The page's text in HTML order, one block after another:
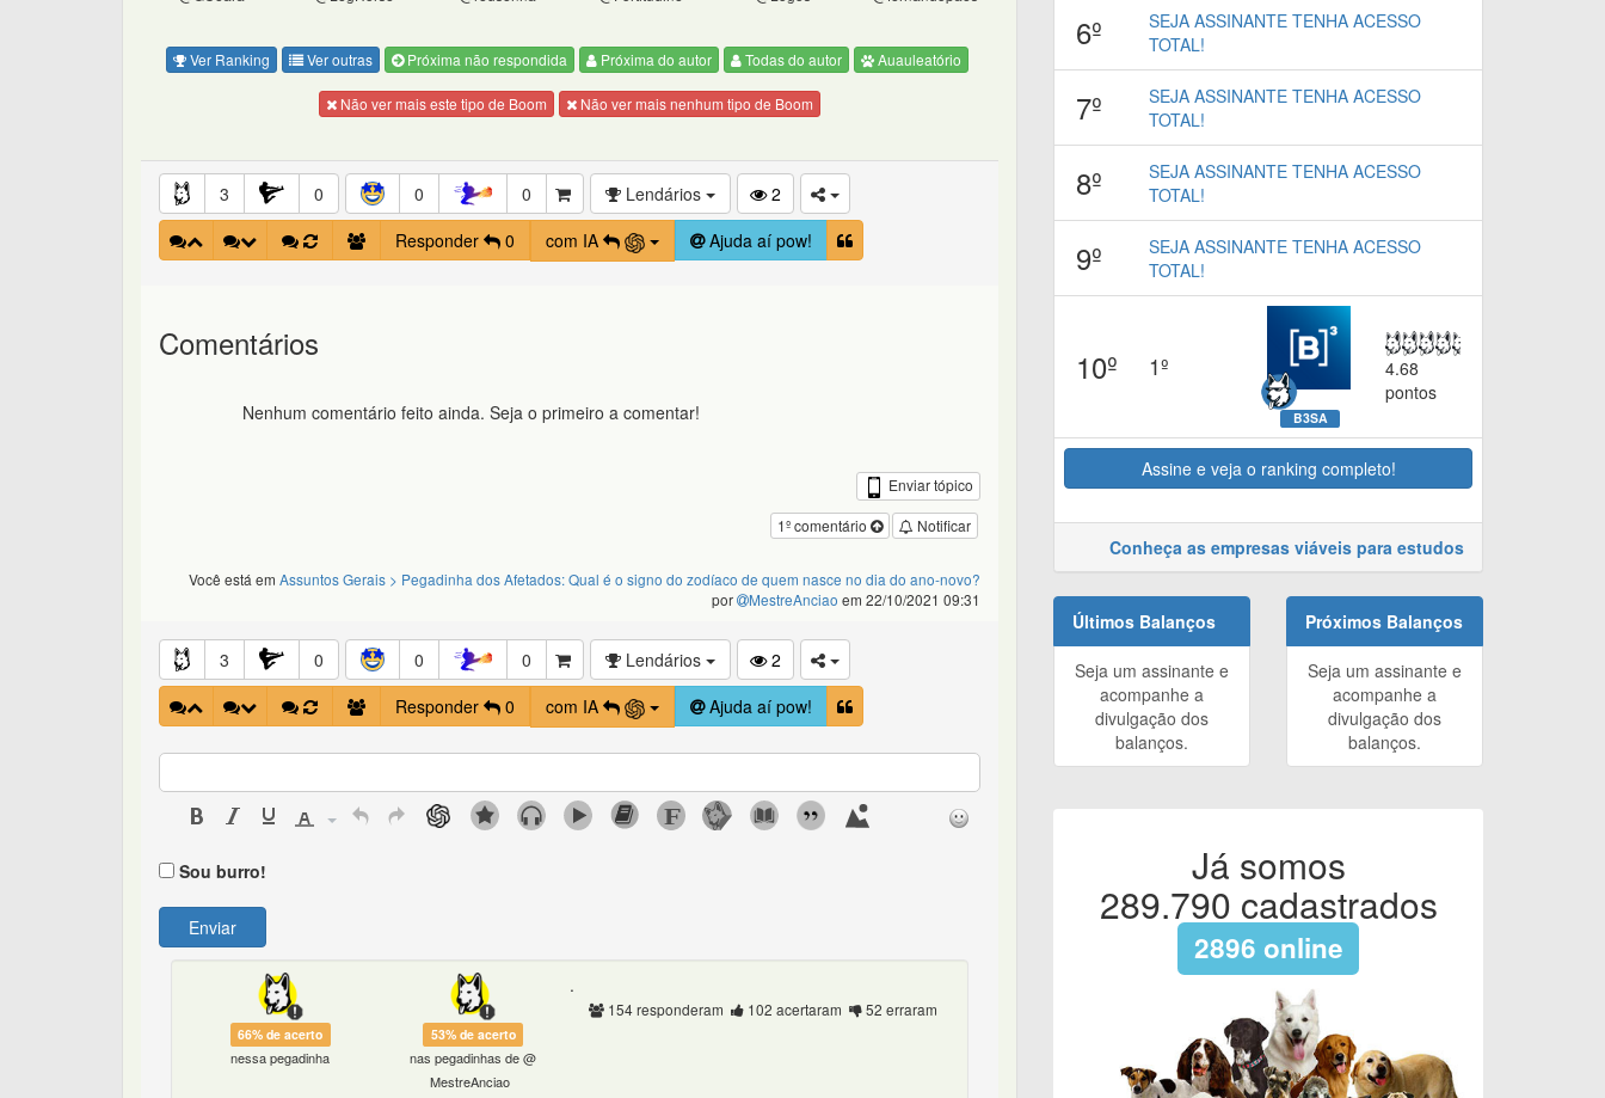
Ver Ranking Ver outras Próxima não respondida Próxima do autor Todas do autor Auauleatório
Não ver mais este tipo de Boom Não ver mais nenhum tipo de Boom
3 0 0 0 Lendários
2
Responder
0 com IA Ajuda aí pow!
Comentários
Nenhum comentário feito ainda. Seja o primeiro a comentar!
Enviar tópico
Notificar
1º comentário
Você está em Assuntos Gerais > Pegadinha dos Afetados: Qual é o signo do zodíaco de quem nasce no dia do ano-novo?
por
MestreAnciao em 22/10/2021 09:31
3 0 0 0 Lendários
2
Responder
0 com IA Ajuda aí pow!
Sou burro!
Enviar
.
66% de acerto
nessa pegadinha
53% de acerto
nas pegadinhas de @
MestreAnciao
154 responderam 102 acertaram 52 erraram
6º
SEJA ASSINANTE TENHA ACESSO
TOTAL!
7º
SEJA ASSINANTE TENHA ACESSO
TOTAL!
8º
SEJA ASSINANTE TENHA ACESSO
TOTAL!
9º
SEJA ASSINANTE TENHA ACESSO
TOTAL!
10º 1º
B3SA
4.68
pontos
Assine e veja o ranking completo!
Conheça as empresas viáveis para estudos
Últimos Balanços
Seja um assinante e
acompanhe a
divulgação dos
balanços.
Próximos Balanços
Seja um assinante e
acompanhe a
divulgação dos
balanços.
Já somos
289.790 cadastrados
2896 online